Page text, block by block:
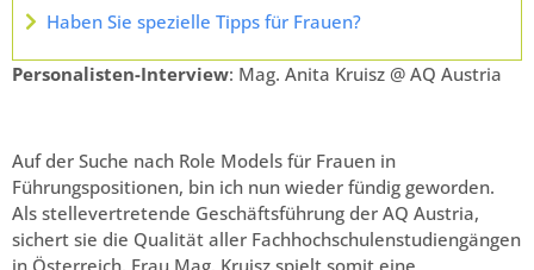
Haben Sie spezielle Tipps für Frauen?
Personalisten-Interview: Mag. Anita Kruisz @ AQ Austria
Auf der Suche nach Role Models für Frauen in
Führungspositionen, bin ich nun wieder fündig geworden.
Als stellevertretende Geschäftsführung der AQ Austria,
sichert sie die Qualität aller Fachhochschulenstudiengängen
in Österreich. Frau Mag. Kruisz spielt somit eine